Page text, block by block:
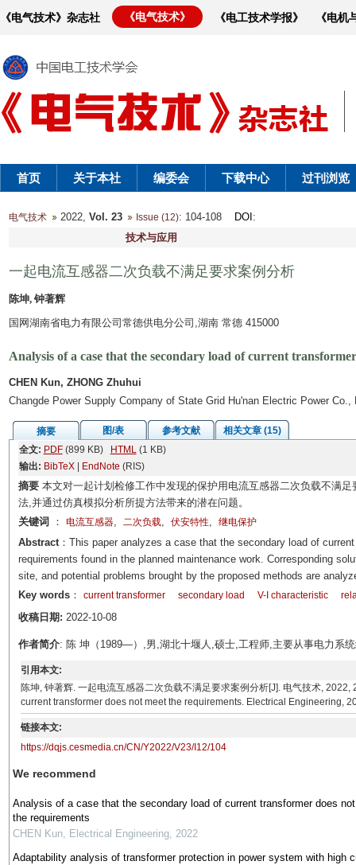
《电气技术》杂志社 《电气技术》 《电工技术学报》 《电
首页 关于本社 编委会 下载中心 过刊浏览
电气技术 2022, Vol. 23 Issue (12): 104-108 DOI :
技术与应用
一起电流互感器二次负载不满足要求案例分析
陈坤, 钟著辉
国网湖南省电力有限公司常德供电分公司,湖南 常德 415000
Analysis of a case that the secondary load of current
CHEN Kun, ZHONG Zhuhui
Changde Power Supply Company of State Grid Hu'nan Electric Power Co.,
摘要 图/表 参考文献
相关文章 (15)
全文: PDF(899 KB) HTML(1 KB)
输出: BibTeX| EndNote (RIS)
摘要本文对一起计划检修工作中发现的保护用电流互感器二次负载不满
法,并通过仿真模拟分析所提方法带来的潜在问题。
关键词
： 电流互感器, 二次负载, 伏安特性, 继电保护
Abstract：This paper analyzes a case that the secondary load of
requirements found in the planned maintenance work. Corresponding
site, and potential problems brought by the proposed methods are
Key words： current transformer secondary load V-I characteristic
收稿日期: 2022-10-08
作者简介: 陈 坤（1989—）,男,湖北十堰人,硕士,工程师,主要从事电力系
引用本文:
陈坤, 钟著辉. 一起电流互感器二次负载不满足要求案例分析[J]. 电气技术,
current transformer does not meet the requirements. Electrical Engineering,
链接本文:
https://dqjs.cesmedia.cn/CN/Y2022/V23/I12/104
We recommend
Analysis of a case that the secondary load of current transformer does
the requirements
CHEN Kun, Electrical Engineering, 2022
Adaptability analysis of transformer protection in power system with high